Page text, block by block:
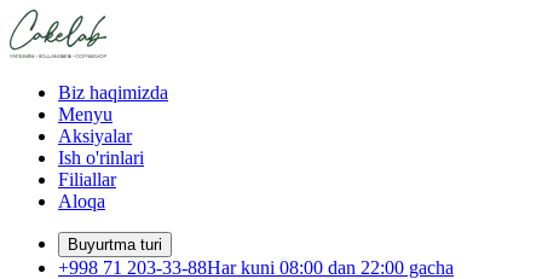
Biz haqimizda
Menyu
Aksiyalar
Ish o'rinlari
Filiallar
Aloqa
Buyurtma turi
+998 71 203-33-88Har kuni 08:00 dan 22:00 gacha